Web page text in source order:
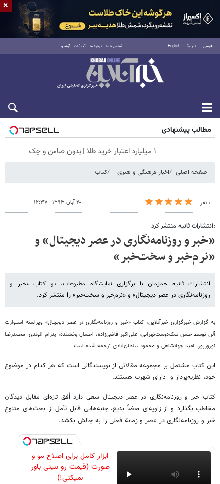
فارسی العربية English تماس با ما درباره ما تبلیغات آرشیو
جمعه ۱۶ مرداد ۱۴۰۵
مطالب پیشنهادی
۱ میلیارد اعتبار خرید طلا | بدون ضامن و چک
صفحه اصلی اخبار فرهنگی و هنری کتاب
۱ نفر ۲۰ آبان ۱۳۹۳ - ۱۲:۳۷
:انتشارات ثانیه منتشر کرد
«خبر و روزنامه‌نگاری در عصر دیجیتال» و
«نرم‌خبر و سخت‌خبر»
انتشارات ثانیه همزمان با برگزاری نمایشگاه مطبوعات، دو کتاب «خبر و
روزنامه‌نگاری در عصر دیجیتال» و «نرم‌خبر و سخت‌خبر» را منتشر کرد.
به گزارش خبرگزاری خبرآنلاین، کتاب «خبر و روزنامه‌نگاری در عصر دیجیتال» ویراسته استوارت
آلن توسط حسن نمک‌دوست‌تهرانی، علی‌اکبر قاضی‌زاده، احسان بخشنده، پدرام الوندی، محمدرضا
نوروزپور، امید جهانشاهی و محمود سلطان‌آبادی ترجمه شده است.
این کتاب مشتمل بر مجموعه مقالاتی از نویسندگانی است که هر کدام در موضوع
خود، نظریه‌پرداز و دارای شهرت هستند.
کتاب خبر و روزنامه‌نگاری در عصر دیجیتال سعی دارد اُفق تازه‌ای مقابل دیدگان
مخاطب بگذارد و از زاویه‌ای بعضاً بدیع، جنبه‌هایی قابل تأمل از بحث‌های متنوع
خبر و روزنامه‌نگاری در عصر و زمانة فعلی را به چالش بکشد.
ابزار کامل برای اصلاح مو و
صورت (قیمت رو ببینی باور
نمیکنی!)
×